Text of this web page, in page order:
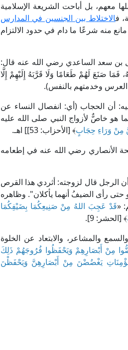
معهم، بل أباحت الشريعة الإسلامية
فالاختلاط بين الجنسين في المدارس
منه شرعًا ما دام في حدود الالتزام
بن سعد الساعدي رضي الله عنه قال:
صَنَعَ لَهُمْ طَعَامًا وَلَا قَرَّبَهُ إِلَيْهِمْ إِلَّا
العرس وخدمتهم بالنفس).
البخاري" (6/ 53، ط. الرشد): [وفيه: أن الحجاب (أي: انفصال النساء عن
هو خاصٌّ لأزواج النبي صلى الله عليه
مِنْ وَرَاءِ حِجَابٍ﴾ [الأحزاب: 53]] اهـ.
الأنصاري رضي الله عنه في إطعامه
الرجل قال لزوجته: أثردي هذا القرص
رأى الضيفُ أنهما يأكلان". وظاهره
«قَدْ عَجِبَ اللهُ مِنْ صَنِيعِكُمَا بِضَيْفِكُمَا
﴾ [الحشر: 9].
والمشاعر، والابتعاد عن الخلوة
مِنْ أَبْصَارِهِمْ وَيَحْفَظُوا فُرُوجَهُمْ ذَلِكَ
يَغْضُضْنَ مِنْ أَبْصَارِهِنَّ وَيَحْفَظْنَ